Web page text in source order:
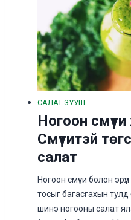
САЛАТ ЗУУШ
Ногоон
Смүүтитэй
салат
Ногоон смүүти болон
тосыг багасгахын
шинэ ногооны салат